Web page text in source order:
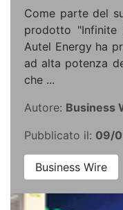
Come parte del
prodotto "Infinite
Autel Energy ha
ad alta potenza
che ...
Autore: Business
Pubblicato il: 09/
Business Wire